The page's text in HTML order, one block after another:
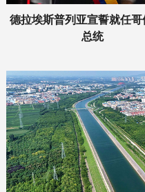
德拉埃斯普列亚宣誓就任哥
总统